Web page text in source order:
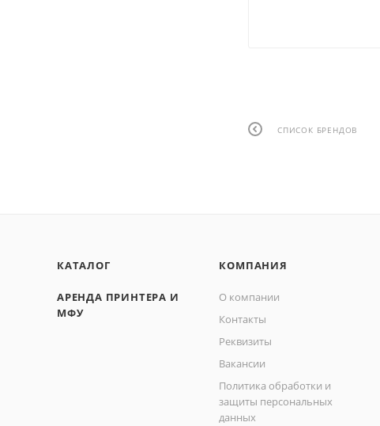
СПИСОК БРЕНДОВ
КАТАЛОГ
АРЕНДА ПРИНТЕРА И
МФУ
КОМПАНИЯ
О компании
Контакты
Реквизиты
Вакансии
Политика обработки и
защиты персональных
данных